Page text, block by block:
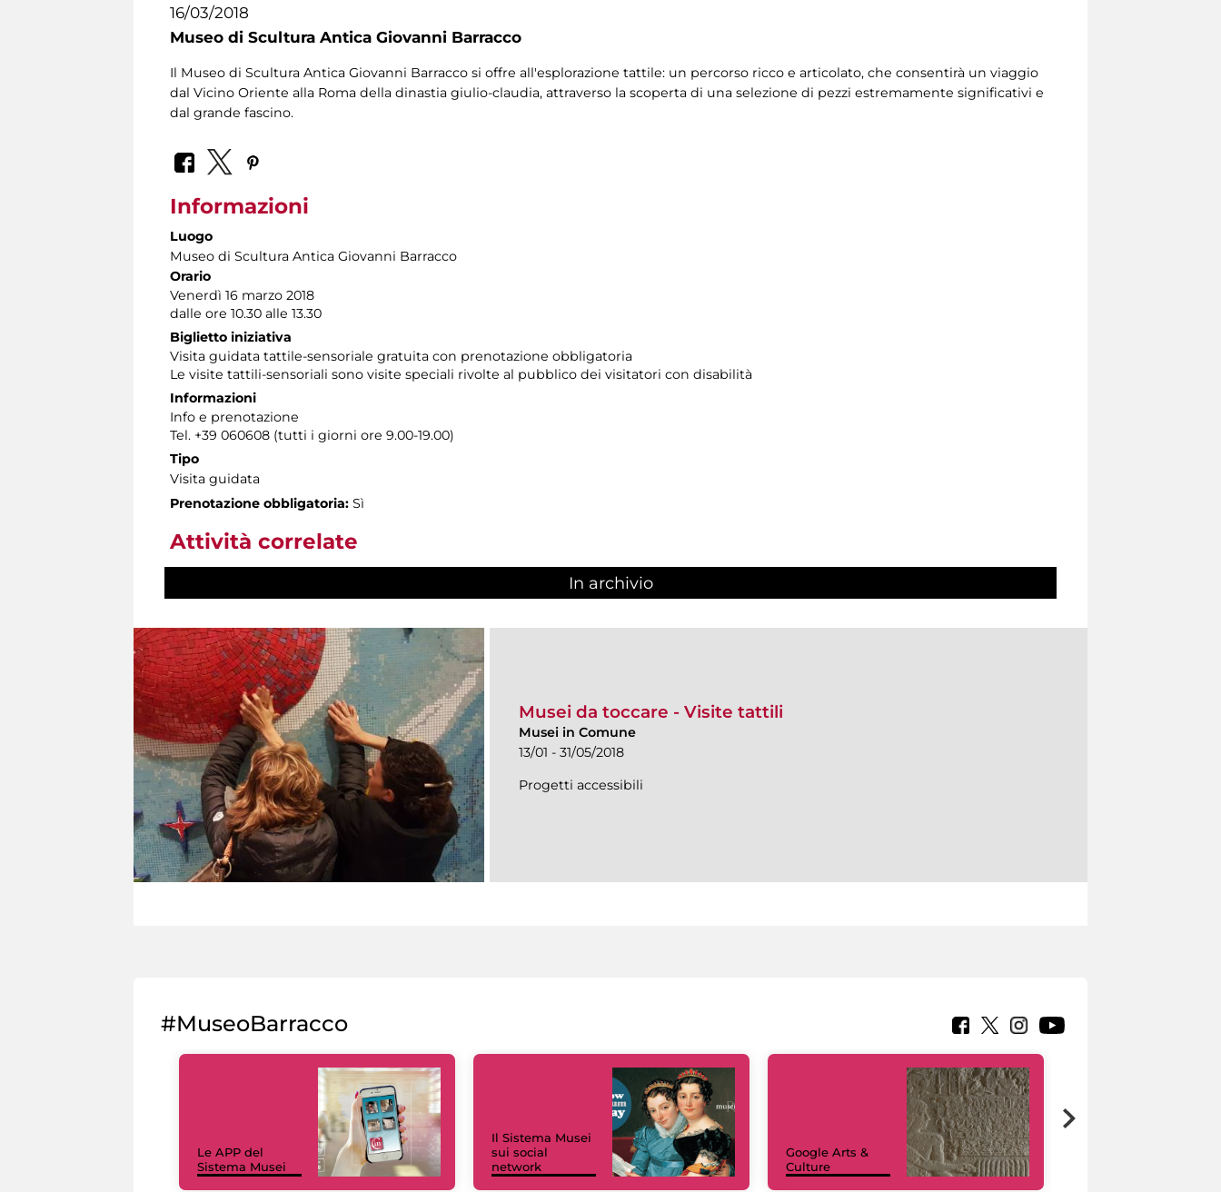
16/03/2018
Museo di Scultura Antica Giovanni Barracco
Il Museo di Scultura Antica Giovanni Barracco si offre all'esplorazione tattile: un percorso ricco e articolato, che consentirà un viaggio
dal Vicino Oriente alla Roma della dinastia giulio-claudia, attraverso la scoperta di una selezione di pezzi estremamente significativi e
dal grande fascino.
Informazioni
Luogo
Museo di Scultura Antica Giovanni Barracco
Orario
Venerdì 16 marzo 2018
dalle ore 10.30 alle 13.30
Biglietto iniziativa
Visita guidata tattile-sensoriale gratuita con prenotazione obbligatoria
Le visite tattili-sensoriali sono visite speciali rivolte al pubblico dei visitatori con disabilità
Informazioni
Info e prenotazione
Tel. +39 060608 (tutti i giorni ore 9.00-19.00)
Tipo
Visita guidata
Prenotazione obbligatoria: Sì
Attività correlate
In archivio
Musei da toccare - Visite tattili
Musei in Comune
13/01 - 31/05/2018
Progetti accessibili
#MuseoBarracco
Le APP del
Sistema Musei
Il Sistema Musei
sui social
network
Google Arts &
Culture